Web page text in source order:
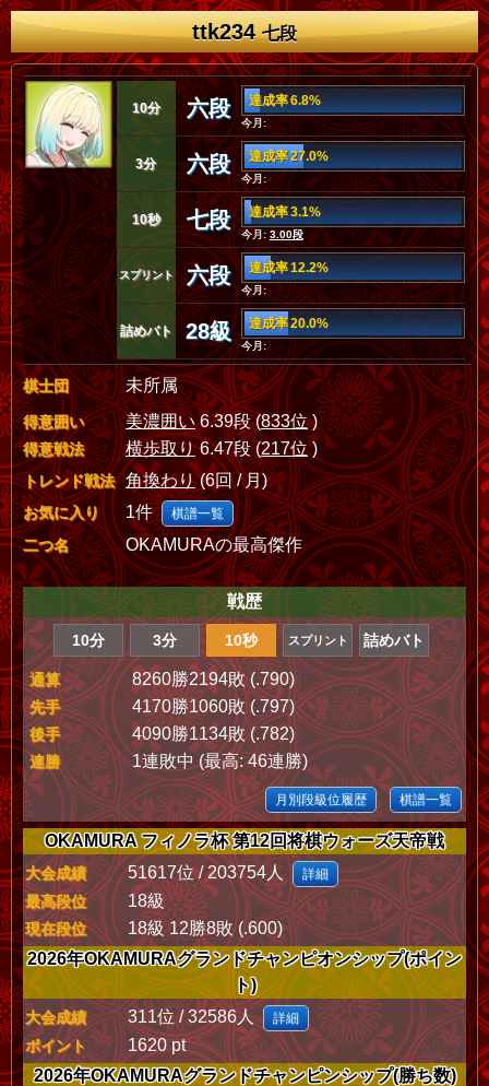
ttk234七段
10分 六段 達成率 6.8%
今月:
3分 六段 達成率 27.0%
今月:
10秒 七段 達成率 3.1%
今月: 3.00段
スプリント 六段 達成率 12.2%
今月:
詰めバト 28級 達成率 20.0%
今月:
棋士団 未所属
得意囲い 美濃囲い6.39段 (833位)
得意戦法 横歩取り6.47段 (217位)
トレンド戦法 角換わり(6回 / 月)
お気に入り 1件 棋譜一覧
二つ名 OKAMURAの最高傑作
戦歴
10分 3分 10秒 スプリント 詰めバト
通算 8260勝2194敗 (.790)
先手 4170勝1060敗 (.797)
後手 4090勝1134敗 (.782)
連勝 1連敗中 (最高: 46連勝)
月別段級位履歴 棋譜一覧
OKAMURA フィノラ杯 第12回将棋ウォーズ天帝戦
大会成績 51617位 / 203754人 詳細
最高段位 18級
現在段位
18級 12勝8敗 (.600)
2026年OKAMURAグランドチャンピオンシップ(ポイン
ト)
大会成績 311位 / 32586人 詳細
ポイント
1620 pt
2026年OKAMURAグランドチャンピンシップ(勝ち数)